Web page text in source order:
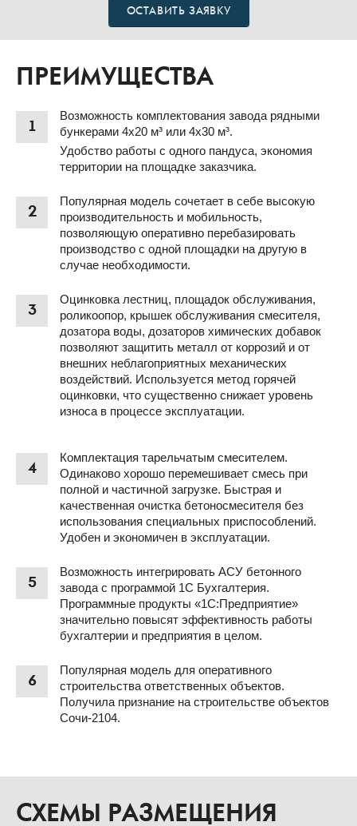
ОСТАВИТЬ ЗАЯВКУ
ПРЕИМУЩЕСТВА
1
Возможность комплектования завода рядными
бункерами 4х20 м³ или 4х30 м³.
Удобство работы с одного пандуса, экономия
территории на площадке заказчика.
2
Популярная модель сочетает в себе высокую
производительность и мобильность,
позволяющую оперативно перебазировать
производство с одной площадки на другую в
случае необходимости.
3
Оцинковка лестниц, площадок обслуживания,
роликоопор, крышек обслуживания смесителя,
дозатора воды, дозаторов химических добавок
позволяют защитить металл от коррозий и от
внешних неблагоприятных механических
воздействий. Используется метод горячей
оцинковки, что существенно снижает уровень
износа в процессе эксплуатации.
4
Комплектация тарельчатым смесителем.
Одинаково хорошо перемешивает смесь при
полной и частичной загрузке. Быстрая и
качественная очистка бетоносмесителя без
использования специальных приспособлений.
Удобен и экономичен в эксплуатации.
5
Возможность интегрировать АСУ бетонного
завода с программой 1С Бухгалтерия.
Программные продукты «1С:Предприятие»
значительно повысят эффективность работы
бухгалтерии и предприятия в целом.
6
Популярная модель для оперативного
строительства ответственных объектов.
Получила признание на строительстве объектов
Сочи-2104.
СХЕМЫ РАЗМЕЩЕНИЯ